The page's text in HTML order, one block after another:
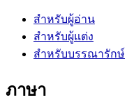
สำหรับผู้อ่าน
สำหรับผู้แต่ง
สำหรับบรรณารักษ์
ภาษา